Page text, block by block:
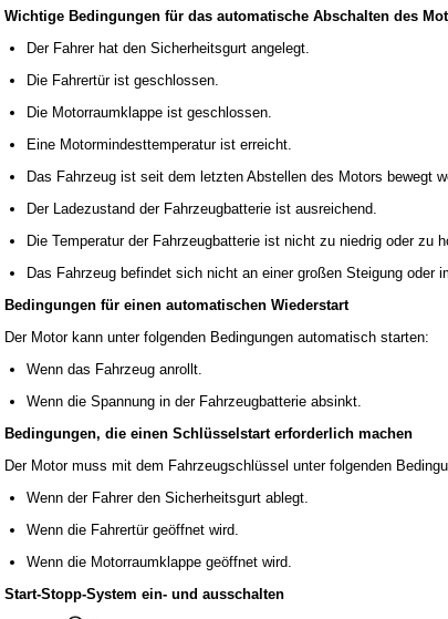
Wichtige Bedingungen für das automatische Abschalten des
Der Fahrer hat den Sicherheitsgurt angelegt.
Die Fahrertür ist geschlossen.
Die Motorraumklappe ist geschlossen.
Eine Motormindesttemperatur ist erreicht.
Das Fahrzeug ist seit dem letzten Abstellen des Motors bewegt
Der Ladezustand der Fahrzeugbatterie ist ausreichend.
Die Temperatur der Fahrzeugbatterie ist nicht zu niedrig oder zu
Das Fahrzeug befindet sich nicht an einer großen Steigung oder
Bedingungen für einen automatischen Wiederstart
Der Motor kann unter folgenden Bedingungen automatisch starten:
Wenn das Fahrzeug anrollt.
Wenn die Spannung in der Fahrzeugbatterie absinkt.
Bedingungen, die einen Schlüsselstart erforderlich machen
Der Motor muss mit dem Fahrzeugschlüssel unter folgenden
Wenn der Fahrer den Sicherheitsgurt ablegt.
Wenn die Fahrertür geöffnet wird.
Wenn die Motorraumklappe geöffnet wird.
Start-Stopp-System ein- und ausschalten